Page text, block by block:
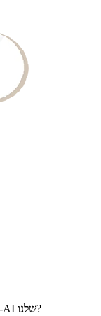
ה-AI שלנו?